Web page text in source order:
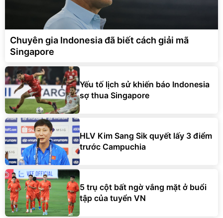
Chuyên gia Indonesia đã biết cách giải mã
Singapore
Yếu tố lịch sử khiến báo Indonesia
sợ thua Singapore
HLV Kim Sang Sik quyết lấy 3 điểm
trước Campuchia
5 trụ cột bất ngờ vắng mặt ở buổi
tập của tuyển VN